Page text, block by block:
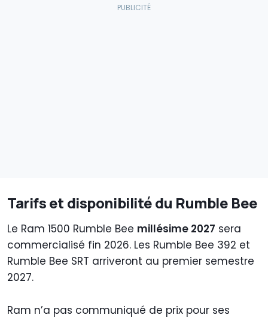
Tarifs et disponibilité du Rumble Bee
Le Ram 1500 Rumble Bee millésime 2027 sera
commercialisé fin 2026. Les Rumble Bee 392 et
Rumble Bee SRT arriveront au premier semestre
2027.
Ram n’a pas communiqué de prix pour ses